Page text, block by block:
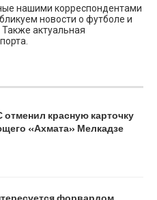
нашими корреспондентами
новости о футболе и
Также актуальная
красную карточку
«Ахмата» Мелкадзе